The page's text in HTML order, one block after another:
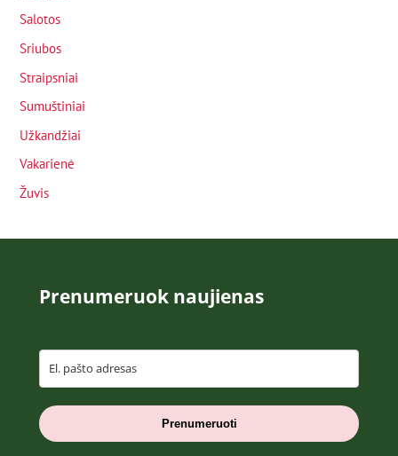
Salotos
Sriubos
Straipsniai
Sumuštiniai
Užkandžiai
Vakarienė
Žuvis
Prenumeruok naujienas
Prenumeruoti